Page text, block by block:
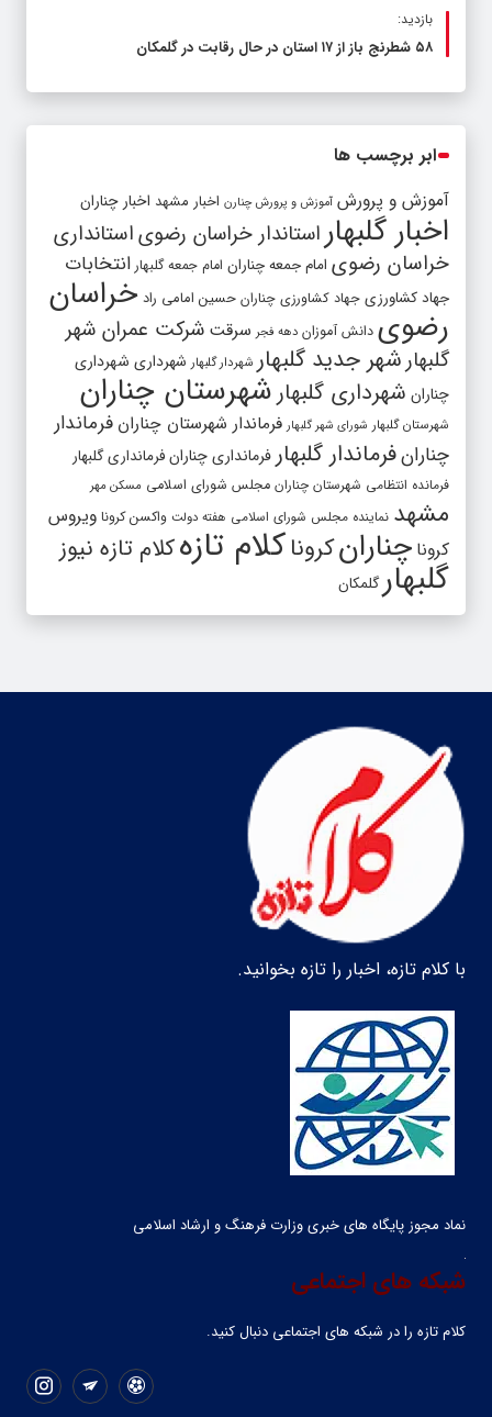
بازدید:
۵۸ شطرنج‌ باز از ۱۷ استان در حال رقابت در گلمکان
ابر برچسب ها
آموزش و پرورش آموزش و پرورش چنارن اخبار مشهد اخبار چناران
اخبار گلبهار استاندار خراسان رضویاستانداری
خراسان رضوی امام جمعه چناران امام جمعه گلبهار انتخابات
جهاد کشاورزی جهاد کشاورزی چناران حسین امامی راد خراسان
رضوی دانش آموزان دهه فجر سرقت شرکت عمران شهر
گلبهارشهر جدید گلبهار شهردار گلبهار شهرداری شهرداری
چناران شهرداری گلبهار شهرستان چناران
شهرستان گلبهار شورای شهر گلبهار فرماندار شهرستان چناران فرماندار
چنارانفرماندار گلبهار فرمانداری چنارانفرمانداری گلبهار
فرمانده انتظامی شهرستان چناران مجلس شورای اسلامی مسکن مهر
مشهد نماینده مجلس شورای اسلامی هفته دولت واکسن کرونا ویروس
کرونا چنارانکروناکلام تازهکلام تازه نیوز
گلبهارگلمکان
با کلام تازه، اخبار را تازه بخوانید.
نماد مجوز پایگاه های خبری وزارت فرهنگ و ارشاد اسلامی
شبکه های اجتماعی
کلام تازه را در شبکه ‌های اجتماعی دنبال کنید.